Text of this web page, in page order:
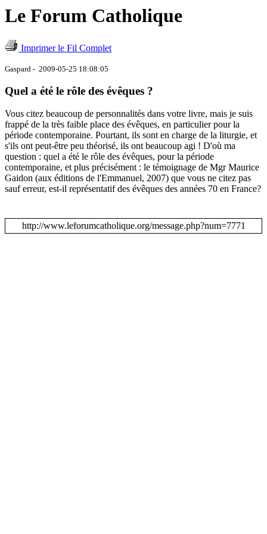
Le Forum Catholique
Imprimer le Fil Complet
Gaspard - 2009-05-25 18:08:05
Quel a été le rôle des évêques ?
Vous citez beaucoup de personnalités dans votre livre, mais je suis
frappé de la très faible place des évêques, en particulier pour la
période contemporaine. Pourtant, ils sont en charge de la liturgie, et
s'ils ont peut-être peu théorisé, ils ont beaucoup agi ! D'où ma
question : quel a été le rôle des évêques, pour la période
contemporaine, et plus précisément : le témoignage de Mgr Maurice
Gaidon (aux éditions de l'Emmanuel, 2007) que vous ne citez pas
sauf erreur, est-il représentatif des évêques des années 70 en France?
http://www.leforumcatholique.org/message.php?num=7771